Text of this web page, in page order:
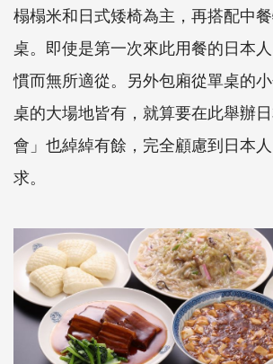
榻榻米和日式矮椅為主，再搭配中
桌。即使是第一次來此用餐的日本
慣而無所適從。另外包廂從單桌的
桌的大場地皆有，就算要在此舉辦
會」也綽綽有餘，完全顧慮到日本
求。